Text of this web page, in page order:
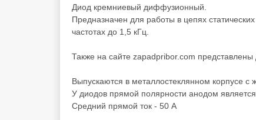
Диод кремниевый диффузионный.
Предназначен для работы в цепях
частотах до 1,5 кГц.
Также на сайте zapadpribor.com представлены
Выпускаются в металлостеклянном корпусе с
У диодов прямой полярности анодом
Средний прямой ток - 50 А